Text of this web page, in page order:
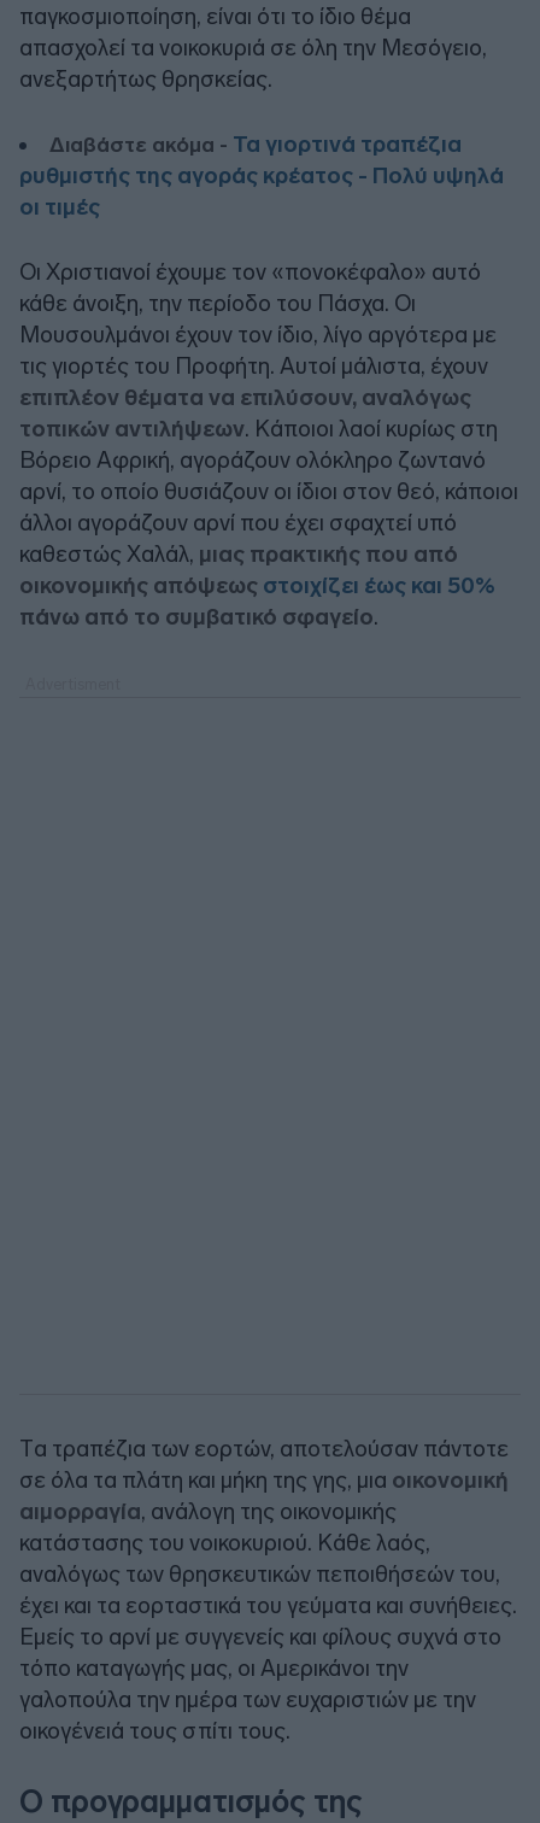
παγκοσμιοποίηση, είναι ότι το ίδιο θέμα
απασχολεί τα νοικοκυριά σε όλη την Μεσόγειο,
ανεξαρτήτως θρησκείας.
Διαβάστε ακόμα - Τα γιορτινά τραπέζια
ρυθμιστής της αγοράς κρέατος - Πολύ υψηλά
οι τιμές
Οι Χριστιανοί έχουμε τον «πονοκέφαλο» αυτό
κάθε άνοιξη, την περίοδο του Πάσχα. Οι
Μουσουλμάνοι έχουν τον ίδιο, λίγο αργότερα με
τις γιορτές του Προφήτη. Αυτοί μάλιστα, έχουν
επιπλέον θέματα να επιλύσουν, αναλόγως
τοπικών αντιλήψεων. Κάποιοι λαοί κυρίως στη
Βόρειο Αφρική, αγοράζουν ολόκληρο ζωντανό
αρνί, το οποίο θυσιάζουν οι ίδιοι στον θεό, κάποιοι
άλλοι αγοράζουν αρνί που έχει σφαχτεί υπό
καθεστώς Χαλάλ, μιας πρακτικής που από
οικονομικής απόψεως στοιχίζει έως και 50%
πάνω από το συμβατικό σφαγείο.
Tα τραπέζια των εορτών, αποτελούσαν πάντοτε
σε όλα τα πλάτη και μήκη της γης, μια οικονομική
αιμορραγία, ανάλογη της οικονομικής
κατάστασης του νοικοκυριού. Κάθε λαός,
αναλόγως των θρησκευτικών πεποιθήσεών του,
έχει και τα εορταστικά του γεύματα και συνήθειες.
Εμείς το αρνί με συγγενείς και φίλους συχνά στο
τόπο καταγωγής μας, οι Αμερικάνοι την
γαλοπούλα την ημέρα των ευχαριστιών με την
οικογένειά τους σπίτι τους.
Ο προγραμματισμός της